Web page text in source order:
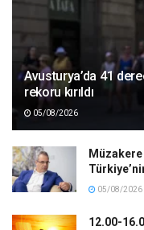
Avusturya’da 41
rekoru kırıldı
05/08/2026
05/08/2026
12.00-